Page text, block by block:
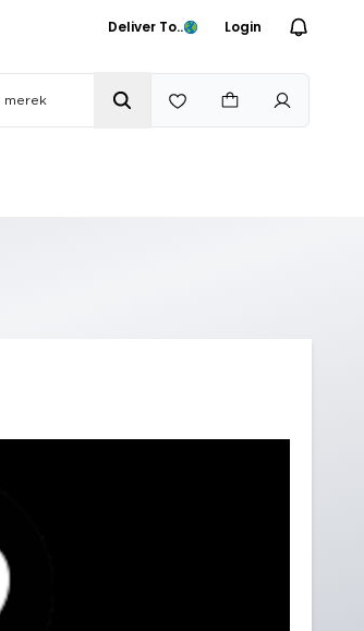
Deliver To.. Login